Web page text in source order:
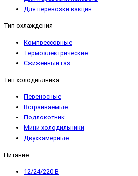
Для перевозки вакцин
Тип охлаждения
Компрессорные
Термоэлектрические
Сжиженный газ
Тип холодиьлника
Переносные
Встраиваемые
Подлокотник
Мини-холодильники
Двухкамерные
Питание
12/24/220 В